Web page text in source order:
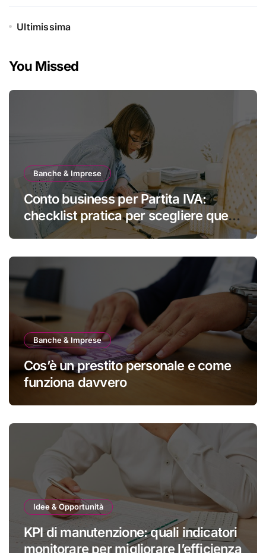
Ultimissima
You Missed
Banche & Imprese
Conto business per Partita IVA:
checklist pratica per scegliere quello
giusto
Banche & Imprese
Cos’è un prestito personale e come
funziona davvero
Idee & Opportunità
KPI di manutenzione: quali indicatori
monitorare per migliorare l’efficienza